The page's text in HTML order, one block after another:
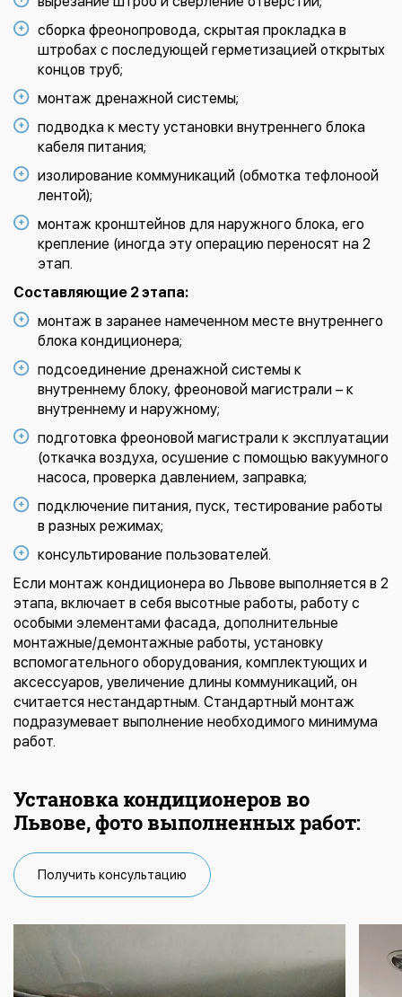
сборка фреонопровода, скрытая прокладка в
штробах с последующей герметизацией открытых
концов труб;
монтаж дренажной системы;
подводка к месту установки внутреннего блока
кабеля питания;
изолирование коммуникаций (обмотка тефлоноой
лентой);
монтаж кронштейнов для наружного блока, его
крепление (иногда эту операцию переносят на 2
этап.
Составляющие 2 этапа:
монтаж в заранее намеченном месте внутреннего
блока кондиционера;
подсоединение дренажной системы к
внутреннему блоку, фреоновой магистрали – к
внутреннему и наружному;
подготовка фреоновой магистрали к эксплуатации
(откачка воздуха, осушение с помощью вакуумного
насоса, проверка давлением, заправка;
подключение питания, пуск, тестирование работы
в разных режимах;
консультирование пользователей.
Если монтаж кондиционера во Львове выполняется в 2
этапа, включает в себя высотные работы, работу с
особыми элементами фасада, дополнительные
монтажные/демонтажные работы, установку
вспомогательного оборудования, комплектующих и
аксессуаров, увеличение длины коммуникаций, он
считается нестандартным. Стандартный монтаж
подразумевает выполнение необходимого минимума
работ.
Установка кондиционеров во
Львове, фото выполненных работ:
Получить консультацию